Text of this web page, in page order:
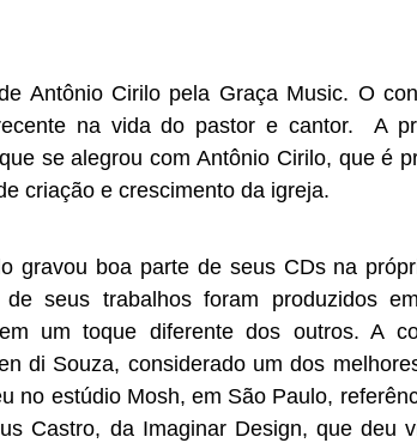
Antônio Cirilo pela Graça Music. O
na vida do pastor e cantor.
A
se alegrou com Antônio Cirilo, que é
criação e crescimento da igreja.
gravou boa parte de seus CDs na
seus trabalhos foram produzidos
um toque diferente dos outros. A
di Souza, considerado um dos
no estúdio Mosh, em São Paulo,
Castro, da Imaginar Design, que deu